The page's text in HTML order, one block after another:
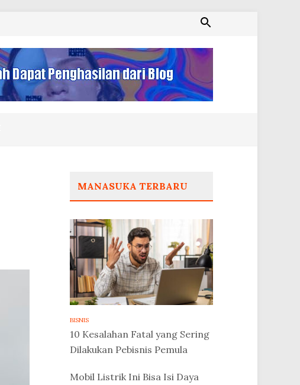
MANASUKA TERBARU
BISNIS
10 Kesalahan Fatal yang Sering
Dilakukan Pebisnis Pemula
Mobil Listrik Ini Bisa Isi Daya